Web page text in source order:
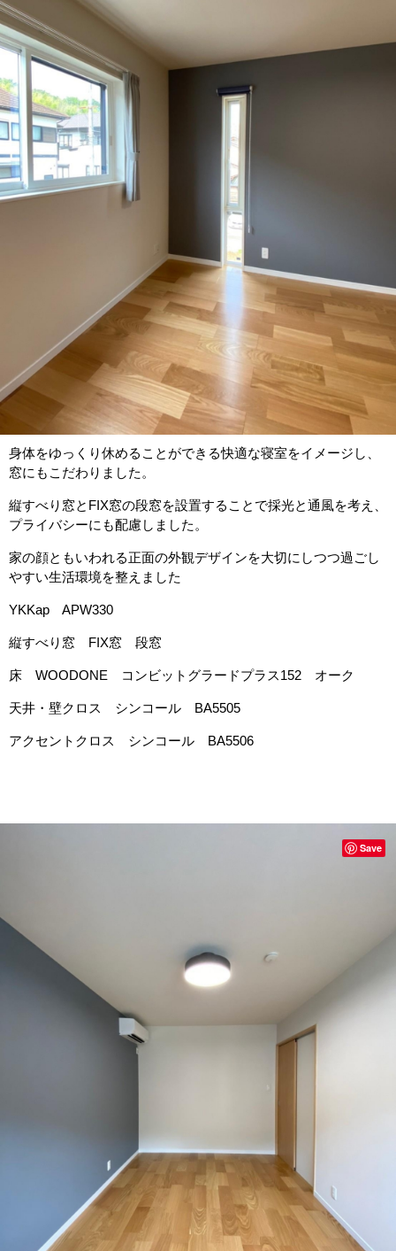
身体をゆっくり休めることができる快適な寝室をイメージし、
窓にもこだわりました。
縦すべり窓とFIX窓の段窓を設置することで採光と通風を考え、
プライバシーにも配慮しました。
家の顔ともいわれる正面の外観デザインを大切にしつつ過ごし
やすい生活環境を整えました
YKKap APW330
縦すべり窓 FIX窓 段窓
床 WOODONE コンビットグラードプラス152 オーク
天井・壁クロス シンコール BA5505
アクセントクロス シンコール BA5506
Save